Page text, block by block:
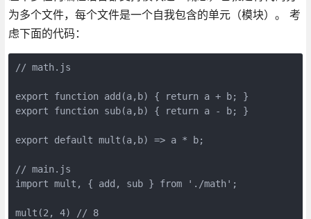
为多个文件，每个文件是一个自我包含的单元（模块）。 考
虑下面的代码：
// math.js
export function add(a,b) { return a + b; }
export function sub(a,b) { return a - b; }
export default mult(a,b) => a * b;
// main.js
import mult, { add, sub } from './math';
mult(2, 4) // 8